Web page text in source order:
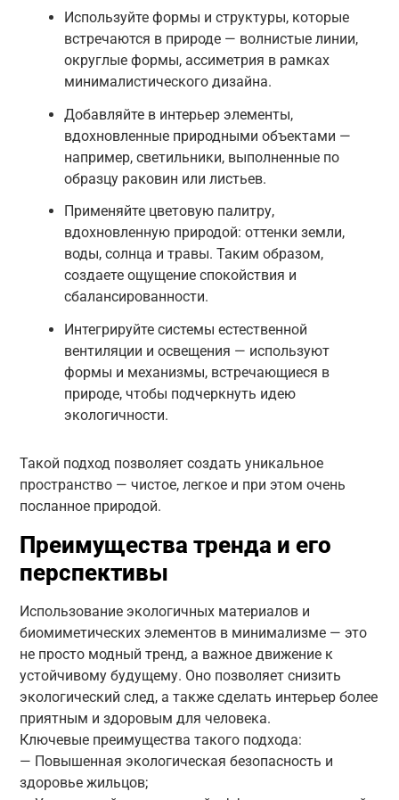
Используйте формы и структуры, которые
встречаются в природе — волнистые линии,
округлые формы, ассиметрия в рамках
минималистического дизайна.
Добавляйте в интерьер элементы,
вдохновленные природными объектами —
например, светильники, выполненные по
образцу раковин или листьев.
Применяйте цветовую палитру,
вдохновленную природой: оттенки земли,
воды, солнца и травы. Таким образом,
создаете ощущение спокойствия и
сбалансированности.
Интегрируйте системы естественной
вентиляции и освещения — используют
формы и механизмы, встречающиеся в
природе, чтобы подчеркнуть идею
экологичности.
Такой подход позволяет создать уникальное
пространство — чистое, легкое и при этом очень
посланное природой.
Преимущества тренда и его
перспективы
Использование экологичных материалов и
биомиметических элементов в минимализме — это
не просто модный тренд, а важное движение к
устойчивому будущему. Оно позволяет снизить
экологический след, а также сделать интерьер более
приятным и здоровым для человека.
Ключевые преимущества такого подхода:
— Повышенная экологическая безопасность и
здоровье жильцов;